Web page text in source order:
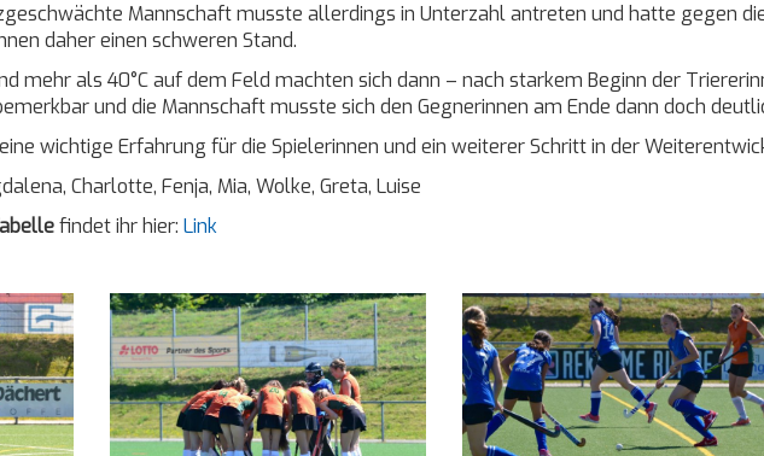
Mannschaft musste allerdings in Unterzahl antreten und hatte gegen
daher einen schweren Stand.
mehr als 40°C auf dem Feld machten sich dann – nach starkem Beginn der
und die Mannschaft musste sich den Gegnerinnen am Ende dann doch
wichtige Erfahrung für die Spielerinnen und ein weiterer Schritt in der
Charlotte, Fenja, Mia, Wolke, Greta, Luise
findet ihr hier: Link